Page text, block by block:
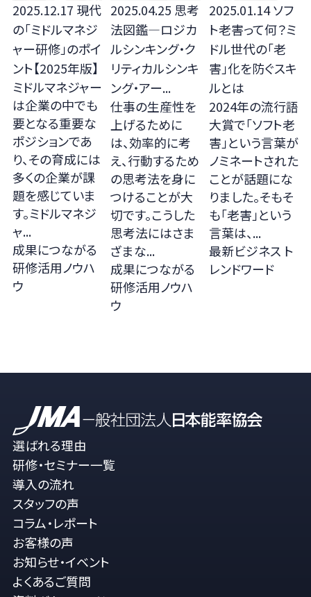
2025.12.17 現代
の「ミドルマネジ
ャー研修」のポイ
ント【2025年版】
ミドルマネジャー
は企業の中でも
要となる重要な
ポジションであ
り、その育成には
多くの企業が課
題を感じていま
す。ミドルマネジ
ャ...
成果につながる
研修活用ノウハ
ウ
2025.04.25 思考
法図鑑—ロジカ
ルシンキング・ク
リティカルシンキ
ング・アー...
仕事の生産性を
上げるために
は、効率的に考
え、行動するため
の思考法を身に
つけることが大
切です。こうした
思考法にはさま
ざまな...
成果につながる
研修活用ノウハ
ウ
2025.01.14 ソフ
ト老害って何？ミ
ドル世代の「老
害」化を防ぐスキ
ルとは
2024年の流行語
大賞で「ソフト老
害」という言葉が
ノミネートされた
ことが話題にな
りました。そもそ
も「老害」という
言葉は、...
最新ビジネス ト
レンドワード
選ばれる理由
研修・セミナー一覧
導入の流れ
スタッフの声
コラム・レポート
お客様の声
お知らせ・イベント
よくあるご質問